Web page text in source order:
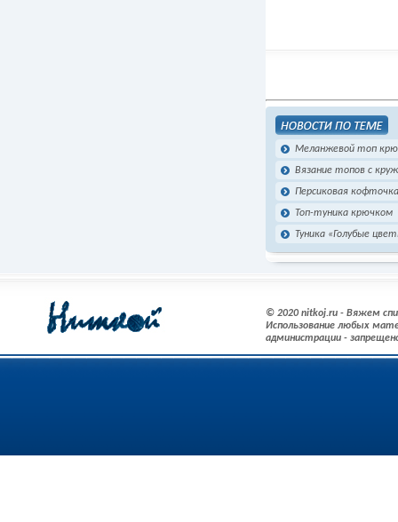
Меланжевой топ
Вязание топов с
Персиковая
Топ-туника крючком
Туника «Голубые
© 2020 nitkoj.ru - Вяжем
Использование любых
администрации -